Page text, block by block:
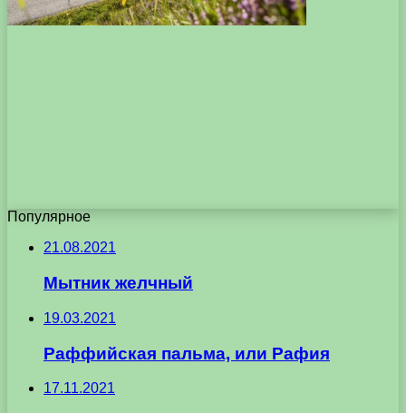
Популярное
21.08.2021
Мытник желчный
19.03.2021
Раффийская пальма, или Рафия
17.11.2021